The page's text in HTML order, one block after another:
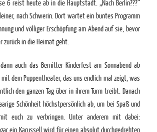
6 reist heute ab in die Hauptstadt. „Nach Berlin???“
nach Schwerin. Dort wartet ein buntes Programm
und völliger Erschöpfung am Abend auf sie, bevor
zurück in die Heimat geht.
auch das Bernitter Kinderfest am Sonnabend ab
mit dem Puppentheater, das uns endlich mal zeigt, was
den ganzen Tag über in ihrem Turm treibt. Danach
Schönheit höchstpersönlich ab, um bei Spaß und
euch zu verbringen. Unter anderem mit dabei:
ein Karussell wird für einen absolut durchgedrehten